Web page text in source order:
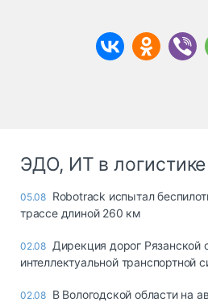
ЭДО, ИТ в логистике
05.08 Robotrack испытал
трассе длиной 260 км
02.08 Дирекция дорог Рязанской
интеллектуальной транспортной
02.08 В Вологодской области на